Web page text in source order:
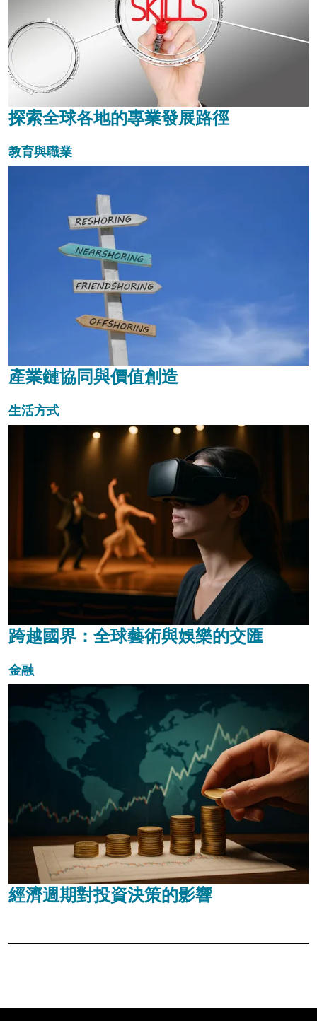
探索全球各地的專業發展路徑
教育與職業
產業鏈協同與價值創造
生活方式
跨越國界：全球藝術與娛樂的交匯
金融
經濟週期對投資決策的影響